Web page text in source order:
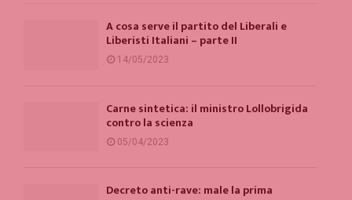
A cosa serve il partito del Liberali e
Liberisti Italiani – parte II
14/05/2023
Carne sintetica: il ministro Lollobrigida
contro la scienza
05/04/2023
Decreto anti-rave: male la prima